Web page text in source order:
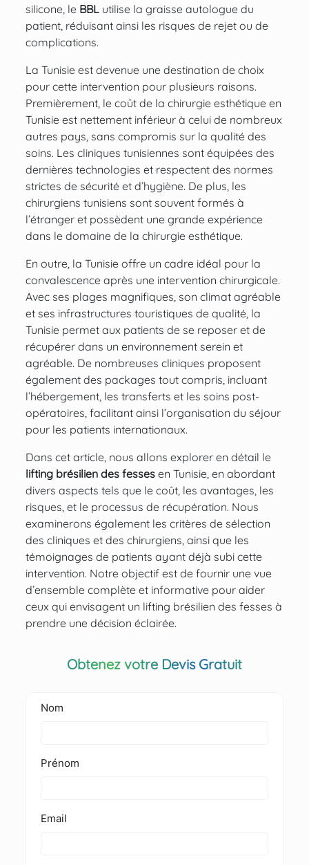
silicone, le BBLutilise la graisse autologue du
patient, réduisant ainsi les risques de rejet ou de
complications.
La Tunisie est devenue une destination de choix
pour cette intervention pour plusieurs raisons.
Premièrement, le coût de la chirurgie esthétique en
Tunisie est nettement inférieur à celui de nombreux
autres pays, sans compromis sur la qualité des
soins. Les cliniques tunisiennes sont équipées des
dernières technologies et respectent des normes
strictes de sécurité et d’hygiène. De plus, les
chirurgiens tunisiens sont souvent formés à
l’étranger et possèdent une grande expérience
dans le domaine de la chirurgie esthétique.
En outre, la Tunisie offre un cadre idéal pour la
convalescence après une intervention chirurgicale.
Avec ses plages magnifiques, son climat agréable
et ses infrastructures touristiques de qualité, la
Tunisie permet aux patients de se reposer et de
récupérer dans un environnement serein et
agréable. De nombreuses cliniques proposent
également des packages tout compris, incluant
l’hébergement, les transferts et les soins post-
opératoires, facilitant ainsi l’organisation du séjour
pour les patients internationaux.
Dans cet article, nous allons explorer en détail le
lifting brésilien des fessesen Tunisie, en abordant
divers aspects tels que le coût, les avantages, les
risques, et le processus de récupération. Nous
examinerons également les critères de sélection
des cliniques et des chirurgiens, ainsi que les
témoignages de patients ayant déjà subi cette
intervention. Notre objectif est de fournir une vue
d’ensemble complète et informative pour aider
ceux qui envisagent un lifting brésilien des fesses à
prendre une décision éclairée.
Obtenez votre Devis Gratuit